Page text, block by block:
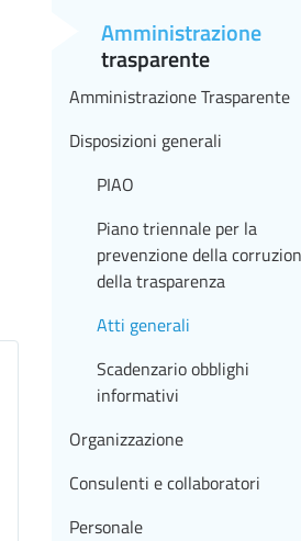
Amministrazione
trasparente
Amministrazione Trasparente
Disposizioni generali
PIAO
Piano triennale per la
prevenzione della
della trasparenza
Atti generali
Scadenzario obblighi
informativi
Organizzazione
Consulenti e collaboratori
Personale